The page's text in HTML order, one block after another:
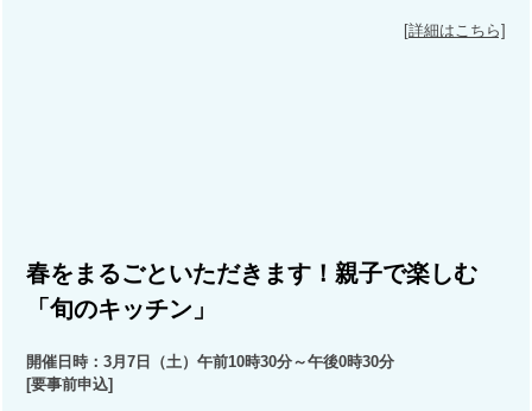
[詳細はこちら]
春をまるごといただきます！親子で楽しむ
「旬のキッチン」
開催日時：3月7日（土）午前10時30分～午後0時30分
[要事前申込]